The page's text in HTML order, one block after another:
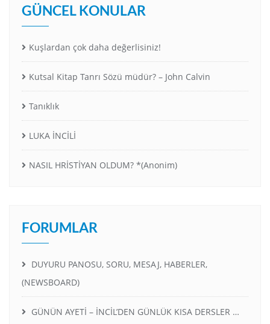
GÜNCEL KONULAR
Kuşlardan çok daha değerlisiniz!
Kutsal Kitap Tanrı Sözü müdür? – John Calvin
Tanıklık
LUKA İNCİLİ
NASIL HRİSTİYAN OLDUM? *(Anonim)
FORUMLAR
DUYURU PANOSU, SORU, MESAJ, HABERLER,
(NEWSBOARD)
GÜNÜN AYETİ – İNCİL’DEN GÜNLÜK KISA DERSLER …